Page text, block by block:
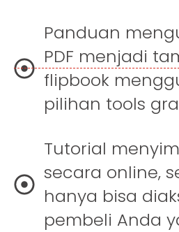
Panduan
PDF menjadi
flipbook
pilihan tools
Tutorial
secara online,
hanya bisa
pembeli Anda